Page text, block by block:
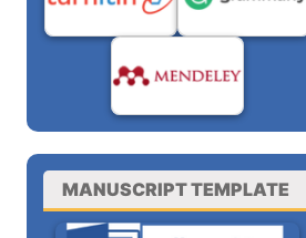
MANUSCRIPT TEMPLATE